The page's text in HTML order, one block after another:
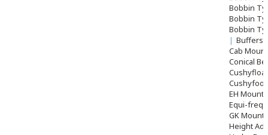
Bobbin
Bobbin
Bobbin
| Buffers
Cab
Conical
Cushyfoot
EH Mount
Equi-
GK Mount
Height